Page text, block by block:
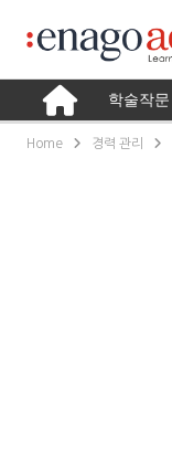
학술작문
Home 경력 관리